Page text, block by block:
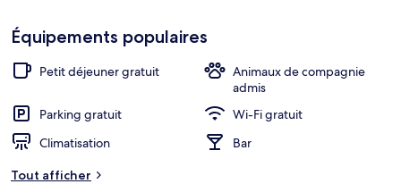
Équipements populaires
Petit déjeuner gratuit
Animaux de compagnie
admis
Parking gratuit
Wi-Fi gratuit
Climatisation
Bar
Tout afficher